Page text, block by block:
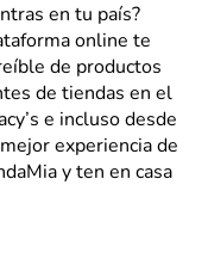
en tu país?
online te
de productos
de tiendas en el
e incluso desde
experiencia de
y ten en casa